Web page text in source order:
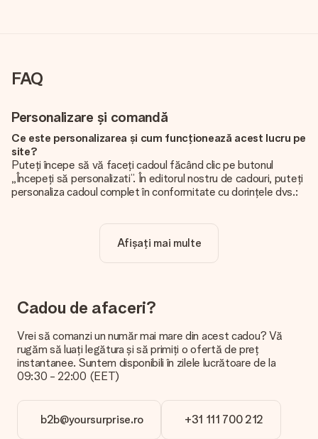
FAQ
Personalizare și comandă
Ce este personalizarea și cum funcționează acest lucru pe
site?
Puteți începe să vă faceți cadoul făcând clic pe butonul
„Începeți să personalizati”. În editorul nostru de cadouri, puteți
personaliza cadoul complet în conformitate cu dorințele dvs.:
Personalizarea este inclusă în preț?
De unde știu dacă poza mea are calitatea potrivită?
dvs. De aceea, este important să folosiți fotografii de înaltă
calitate. Dacă nu sunteți sigur de calitatea imaginii dvs., vă
rugăm să contactați echipa noastră de servicii pentru clienți și
să includeți fotografia dvs. împreună cu cadoul pe care doriți
Ce formate pot încărca?
Încărcați fișiere JPG și PNG în editorul nostru. Este prea
Afișați mai multe
Cadou de afaceri?
Vrei să comanzi un număr mai mare din acest cadou? Vă
rugăm să luați legătura și să primiți o ofertă de preț
instantanee. Suntem disponibili în zilele lucrătoare de la
09:30 - 22:00 (EET)
b2b@yoursurprise.ro +31 111 700 212